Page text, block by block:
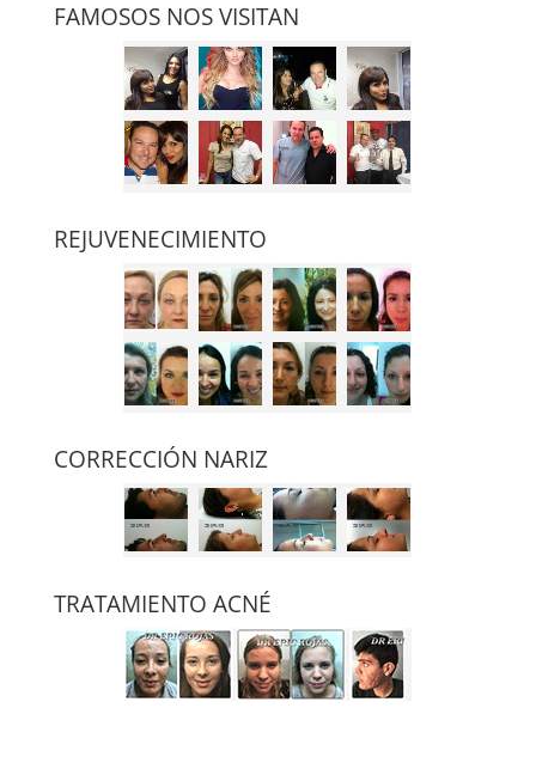
FAMOSOS NOS VISITAN
REJUVENECIMIENTO
CORRECCIÓN NARIZ
TRATAMIENTO ACNÉ